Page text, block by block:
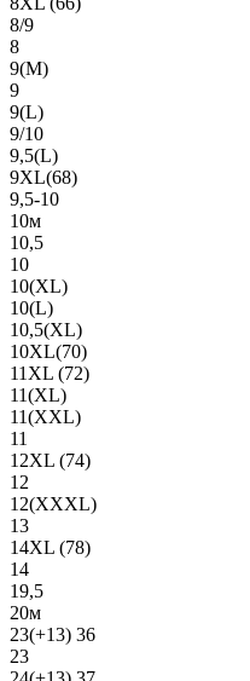
8/9
8
9(М)
9
9(L)
9/10
9,5(L)
9XL(68)
9,5-10
10м
10,5
10
10(XL)
10(L)
10,5(XL)
10XL(70)
11XL (72)
11(XL)
11(XXL)
11
12XL (74)
12
12(ХХХL)
13
14XL (78)
14
19,5
20м
23(+13) 36
23